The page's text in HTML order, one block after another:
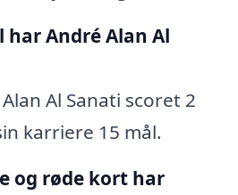
har André Alan Al
Al Sanati scoret 2
karriere 15 mål.
og røde kort har